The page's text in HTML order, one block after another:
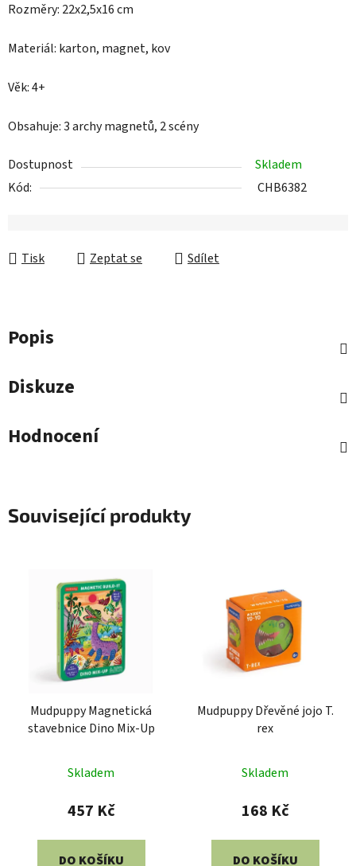
Rozměry: 22x2,5x16 cm
Materiál: karton, magnet, kov
Věk: 4+
Obsahuje: 3 archy magnetů, 2 scény
Dostupnost
Skladem
Kód:
CHB6382
Tisk Zeptat se Sdílet
Popis
Diskuze
Hodnocení
Související produkty
Mudpuppy Magnetická
stavebnice Dino Mix-Up
Skladem
457 Kč
DO KOŠÍKU
Mudpuppy Dřevěné jojo T.
rex
Skladem
168 Kč
DO KOŠÍKU